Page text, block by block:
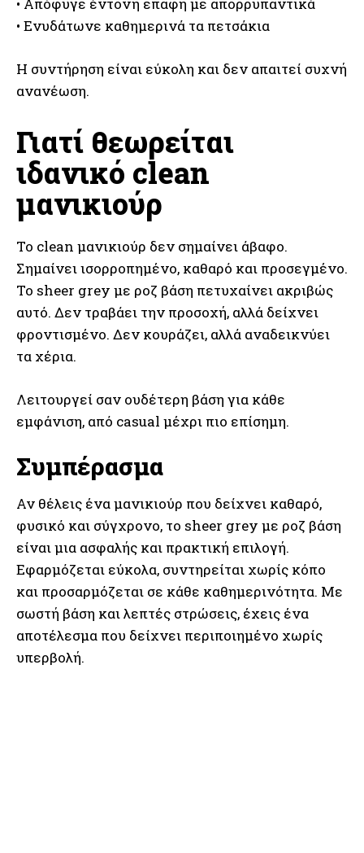
• Απόφυγε έντονη επαφή με απορρυπαντικά
• Ενυδάτωνε καθημερινά τα πετσάκια
Η συντήρηση είναι εύκολη και δεν απαιτεί συχνή
ανανέωση.
Γιατί θεωρείται
ιδανικό clean
μανικιούρ
Το clean μανικιούρ δεν σημαίνει άβαφο.
Σημαίνει ισορροπημένο, καθαρό και προσεγμένο.
Το sheer grey με ροζ βάση πετυχαίνει ακριβώς
αυτό. Δεν τραβάει την προσοχή, αλλά δείχνει
φροντισμένο. Δεν κουράζει, αλλά αναδεικνύει
τα χέρια.
Λειτουργεί σαν ουδέτερη βάση για κάθε
εμφάνιση, από casual μέχρι πιο επίσημη.
Συμπέρασμα
Αν θέλεις ένα μανικιούρ που δείχνει καθαρό,
φυσικό και σύγχρονο, το sheer grey με ροζ βάση
είναι μια ασφαλής και πρακτική επιλογή.
Εφαρμόζεται εύκολα, συντηρείται χωρίς κόπο
και προσαρμόζεται σε κάθε καθημερινότητα. Με
σωστή βάση και λεπτές στρώσεις, έχεις ένα
αποτέλεσμα που δείχνει περιποιημένο χωρίς
υπερβολή.